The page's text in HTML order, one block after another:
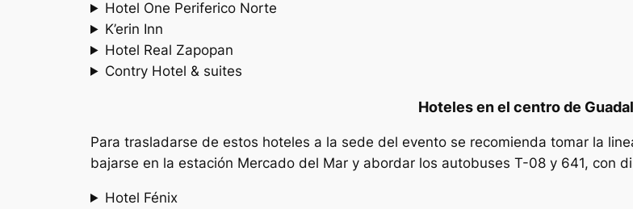
Hotel One Periferico Norte
K’erin Inn
Hotel Real Zapopan
Contry Hotel & suites
Hoteles en el centro de
Para trasladarse de estos hoteles a la sede del evento se recomienda tomar la
bajarse en la estación Mercado del Mar y abordar los autobuses T-08 y 641, con
Hotel Fénix